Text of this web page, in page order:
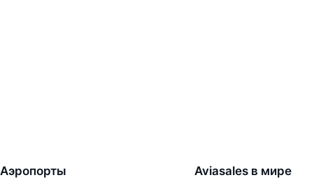
Аэропорты Aviasales в мире